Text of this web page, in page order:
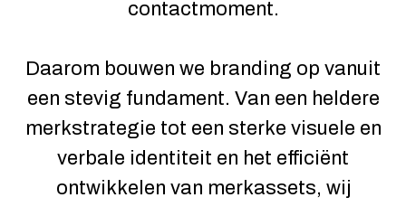
contactmoment.
Daarom bouwen we branding op vanuit
een stevig fundament. Van een heldere
merkstrategie tot een sterke visuele en
verbale identiteit en het efficiënt
ontwikkelen van merkassets, wij